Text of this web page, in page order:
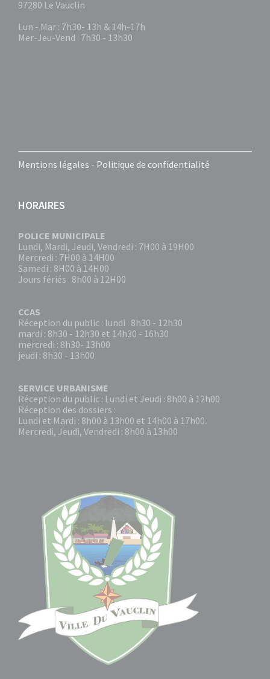
97280 Le Vauclin
Lun - Mar : 7h30- 13h & 14h-17h
Mer-Jeu-Vend : 7h30 - 13h30
Mentions légales - Politique de confidentialité
HORAIRES
POLICE MUNICIPALE
Lundi, Mardi, Jeudi, Vendredi : 7H00 à 19H00
Mercredi : 7H00 à 14H00
Samedi : 8H00 à 14H00
Jours fériés : 8h00 à 12H00
CCAS
Réception du public : lundi : 8h30 - 12h30
mardi : 8h30 - 12h30 et 14h30 - 16h30
mercredi : 8h30- 13h00
jeudi : 8h30 - 13h00
SERVICE URBANISME
Réception du public : Lundi et Jeudi : 8h00 à 12h00
Réception des dossiers :
Lundi et Mardi : 8h00 à 13h00 et 14h00 à 17h00.
Mercredi, Jeudi, Vendredi : 8h00 à 13h00